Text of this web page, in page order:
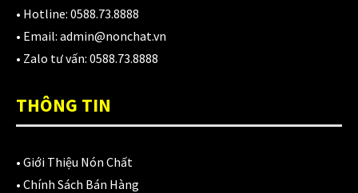
• Hotline: 0588.73.8888
• Email: admin@nonchat.vn
• Zalo tư vấn: 0588.73.8888
THÔNG TIN
• Giới Thiệu Nón Chất
• Chính Sách Bán Hàng